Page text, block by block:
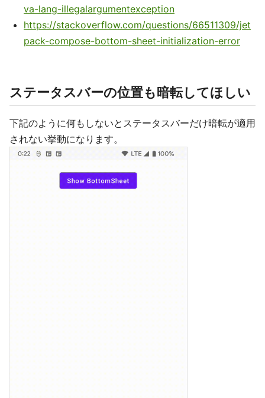
va-lang-illegalargumentexception
https://stackoverflow.com/questions/66511309/jet
pack-compose-bottom-sheet-initialization-error
ステータスバーの位置も暗転してほしい
下記のように何もしないとステータスバーだけ暗転が適用
されない挙動になります。